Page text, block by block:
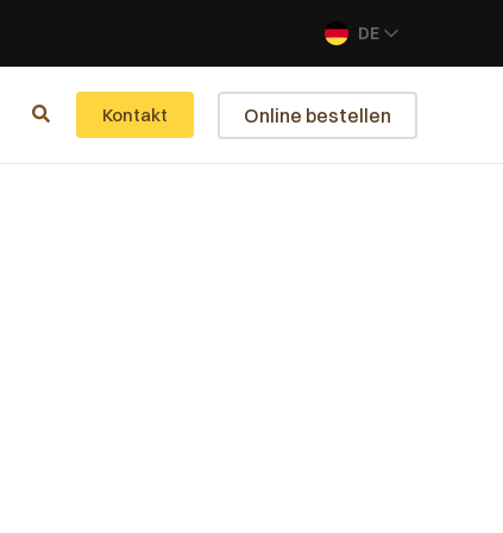
DE
Kontakt Online bestellen